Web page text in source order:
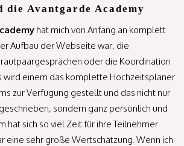
die Avantgarde Academy
hat mich von Anfang an komplett
Aufbau der Webseite war, die
oder die Koordination
wird einem das komplette Hochzeitsplaner
zur Verfügung gestellt und das nicht nur
sondern ganz persönlich und
hat sich so viel Zeit für ihre Teilnehmer
eine sehr große Wertschätzung. Wenn ich